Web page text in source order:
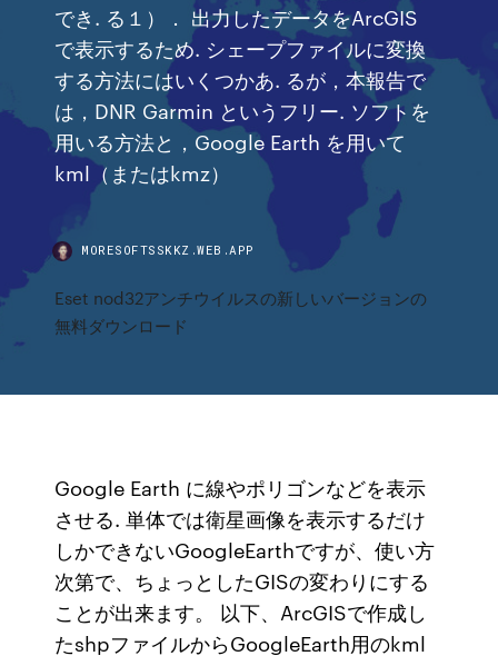
でき. る１）． 出力したデータをArcGIS
で表示するため. シェープファイルに変換
する方法にはいくつかあ. るが，本報告で
は，DNR Garmin というフリー. ソフトを
用いる方法と，Google Earth を用いて
kml（またはkmz）
MORESOFTSSKKZ.WEB.APP
Eset nod32アンチウイルスの新しいバージョンの
無料ダウンロード
Google Earth に線やポリゴンなどを表示
させる. 単体では衛星画像を表示するだけ
しかできないGoogleEarthですが、使い方
次第で、ちょっとしたGISの変わりにする
ことが出来ます。 以下、ArcGISで作成し
たshpファイルからGoogleEarth用のkml